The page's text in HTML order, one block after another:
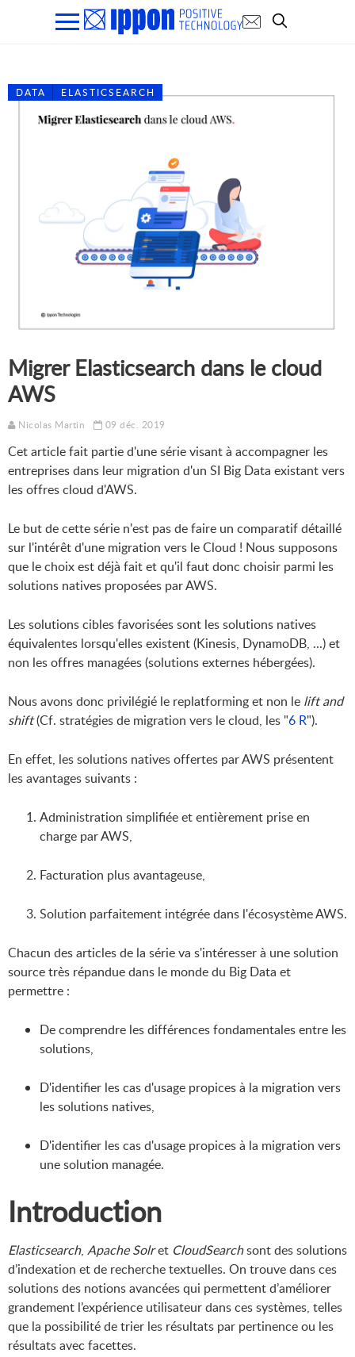
DATA ELASTICSEARCH
Migrer Elasticsearch dans le cloud
AWS
Nicolas Martin 09 déc. 2019
Cet article fait partie d'une série visant à accompagner les
entreprises dans leur migration d'un SI Big Data existant vers
les offres cloud d'AWS.
Le but de cette série n'est pas de faire un comparatif détaillé
sur l'intérêt d'une migration vers le Cloud ! Nous supposons
que le choix est déjà fait et qu'il faut donc choisir parmi les
solutions natives proposées par AWS.
Les solutions cibles favorisées sont les solutions natives
équivalentes lorsqu'elles existent (Kinesis, DynamoDB, ...) et
non les offres managées (solutions externes hébergées).
Nous avons donc privilégié le replatforming et non le lift and
shift(Cf. stratégies de migration vers le cloud, les "6 R").
En effet, les solutions natives offertes par AWS présentent
les avantages suivants :
Administration simplifiée et entièrement prise en
charge par AWS,
Facturation plus avantageuse,
Solution parfaitement intégrée dans l'écosystème AWS.
Chacun des articles de la série va s'intéresser à une solution
source très répandue dans le monde du Big Data et
permettre :
De comprendre les différences fondamentales entre les
solutions,
D'identifier les cas d'usage propices à la migration vers
les solutions natives,
D'identifier les cas d'usage propices à la migration vers
une solution managée.
Introduction
Elasticsearch, Apache Solret CloudSearchsont des solutions
d’indexation et de recherche textuelles. On trouve dans ces
solutions des notions avancées qui permettent d’améliorer
grandement l’expérience utilisateur dans ces systèmes, telles
que la possibilité de trier les résultats par pertinence ou les
résultats avec facettes.